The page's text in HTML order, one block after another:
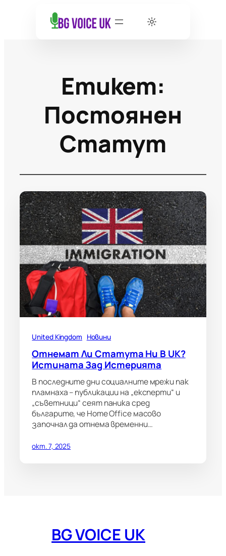
Етикет:
Постоянен
Статут
United Kingdom Новини
Отнемат Ли Статута Ни В UK?
Истината Зад Истерията
В последните дни социалните мрежи пак
пламнаха – публикации на „експерти“ и
„съветници“ сеят паника сред
българите, че Home Office масово
започнал да отнема временни…
окт. 7, 2025
BG VOICE UK